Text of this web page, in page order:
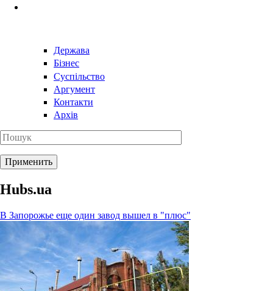
Держава
Бізнес
Суспільство
Аргумент
Контакти
Архів
Hubs.ua
В Запорожье еще один завод вышел в "плюс"